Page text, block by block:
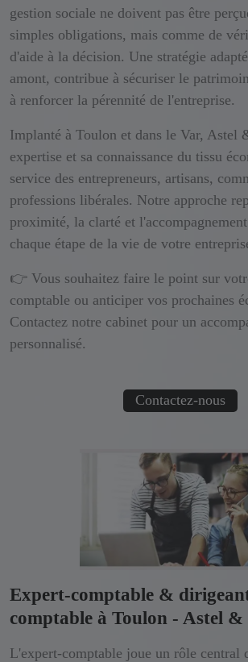
gestion sociale ne doivent pas être
simples obligations, mais comme de
d'aide à la décision. Une stratégie
amont, contribue à sécuriser le
à renforcer la pérennité de l'entreprise.
Implanté à Toulon et dans le Var, Astel
expertise et sa connaissance du tissu
service des entrepreneurs, artisans,
professions libérales. Notre approche
proximité, la clarté et
chaque étape de la vie de votre
👉 Vous souhaitez faire le point sur
comptable ou anticiper vos prochaines
Contactez notre cabinet pour un
personnalisé.
Contactez-nous
Expert-comptable &
comptable à Toulon - Astel &
L'expert-comptable joue un rôle central